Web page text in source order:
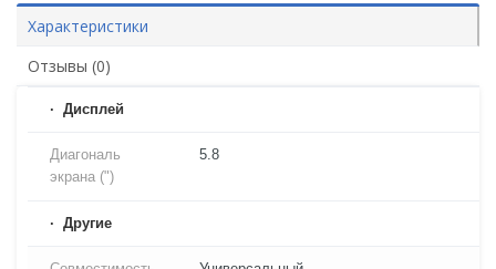
Характеристики
Отзывы (0)
Дисплей
Диагональ
экрана (")
5.8
Другие